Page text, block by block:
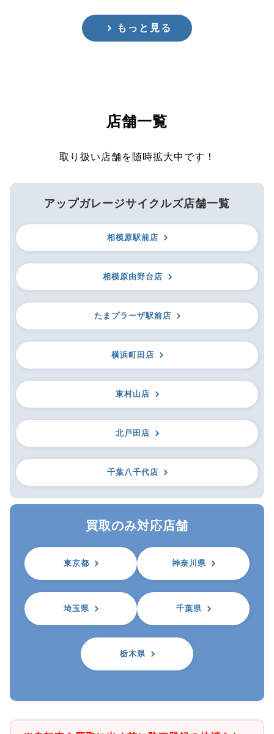
もっと見る
店舗一覧
取り扱い店舗を随時拡大中です！
アップガレージサイクルズ店舗一覧
相模原駅前店
相模原由野台店
たまプラーザ駅前店
横浜町田店
東村山店
北戸田店
千葉八千代店
買取のみ対応店舗
東京都 神奈川県
埼玉県 千葉県
栃木県